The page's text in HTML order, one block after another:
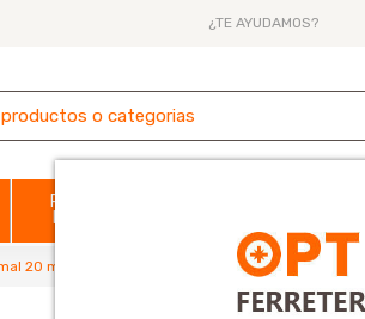
¿TE AYUDAMOS?
Pintura y
20 mm laton